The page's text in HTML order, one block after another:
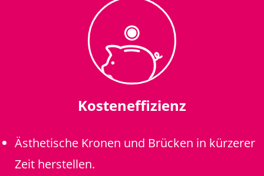
Kosteneffizienz
Ästhetische Kronen und Brücken in kürzerer
Zeit herstellen.